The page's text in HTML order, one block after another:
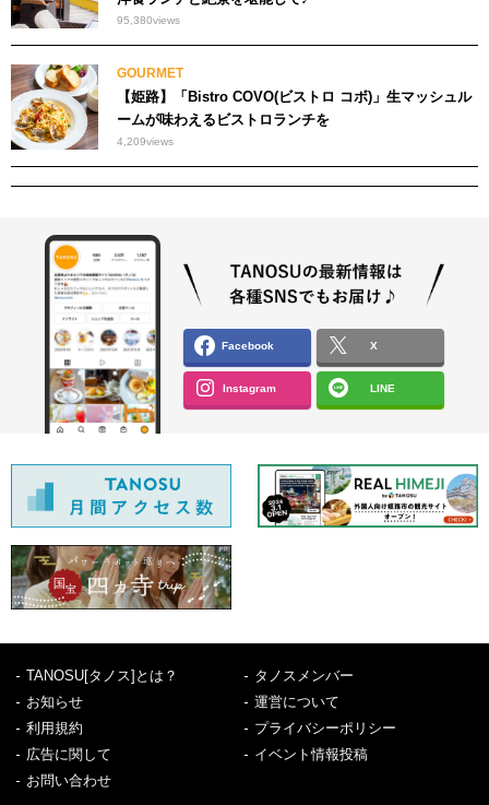
95,380views
GOURMET
【姫路】「Bistro COVO(ビストロ コボ)」生マッシュル
ームが味わえるビストロランチを
4,209views
Facebook X
Instagram LINE
TANOSU[タノス]とは？
タノスメンバー
お知らせ
運営について
利用規約
プライバシーポリシー
広告に関して
イベント情報投稿
お問い合わせ